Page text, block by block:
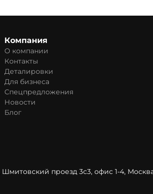
Компания
О компании
Контакты
Деталировки
Для бизнеса
Спецпредложения
Новости
Блог
Шмитовский проезд 3с3, офис 1-4,